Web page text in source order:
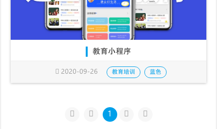
教育小程序
2020-09-26 教育培训 蓝色
1